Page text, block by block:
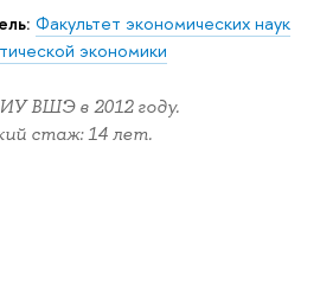
Факультет экономических наук
экономики
ВШЭ в 2012 году.
стаж: 14 лет.